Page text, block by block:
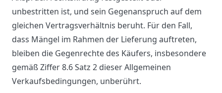
unbestritten ist, und sein Gegenanspruch auf dem
gleichen Vertragsverhältnis beruht. Für den Fall,
dass Mängel im Rahmen der Lieferung auftreten,
bleiben die Gegenrechte des Käufers, insbesondere
gemäß Ziffer 8.6 Satz 2 dieser Allgemeinen
Verkaufsbedingungen, unberührt.